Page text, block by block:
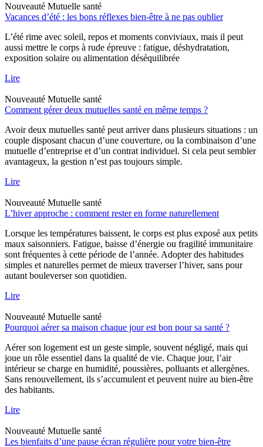
Nouveauté Mutuelle santé
Vacances d’été : les bons réflexes bien-être à ne pas oublier
L’été rime avec soleil, repos et moments conviviaux, mais il peut
aussi mettre le corps à rude épreuve : fatigue, déshydratation,
exposition solaire ou alimentation déséquilibrée
Lire
Nouveauté Mutuelle santé
Comment gérer deux mutuelles santé en même temps ?
Avoir deux mutuelles santé peut arriver dans plusieurs situations : un
couple disposant chacun d’une couverture, ou la combinaison d’une
mutuelle d’entreprise et d’un contrat individuel. Si cela peut sembler
avantageux, la gestion n’est pas toujours simple.
Lire
Nouveauté Mutuelle santé
L’hiver approche : comment rester en forme naturellement
Lorsque les températures baissent, le corps est plus exposé aux petits
maux saisonniers. Fatigue, baisse d’énergie ou fragilité immunitaire
sont fréquentes à cette période de l’année. Adopter des habitudes
simples et naturelles permet de mieux traverser l’hiver, sans pour
autant bouleverser son quotidien.
Lire
Nouveauté Mutuelle santé
Pourquoi aérer sa maison chaque jour est bon pour sa santé ?
Aérer son logement est un geste simple, souvent négligé, mais qui
joue un rôle essentiel dans la qualité de vie. Chaque jour, l’air
intérieur se charge en humidité, poussières, polluants et allergènes.
Sans renouvellement, ils s’accumulent et peuvent nuire au bien-être
des habitants.
Lire
Nouveauté Mutuelle santé
Les bienfaits d’une pause écran régulière pour votre bien-être